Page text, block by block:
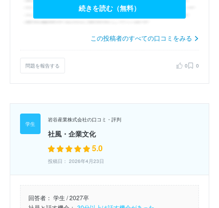
続きを読む（無料）
この投稿者のすべての口コミをみる
問題を報告する 0 0
岩谷産業株式会社の口コミ・評判
社風・企業文化
5.0
投稿日： 2026年4月23日
回答者： 学生 / 2027卒